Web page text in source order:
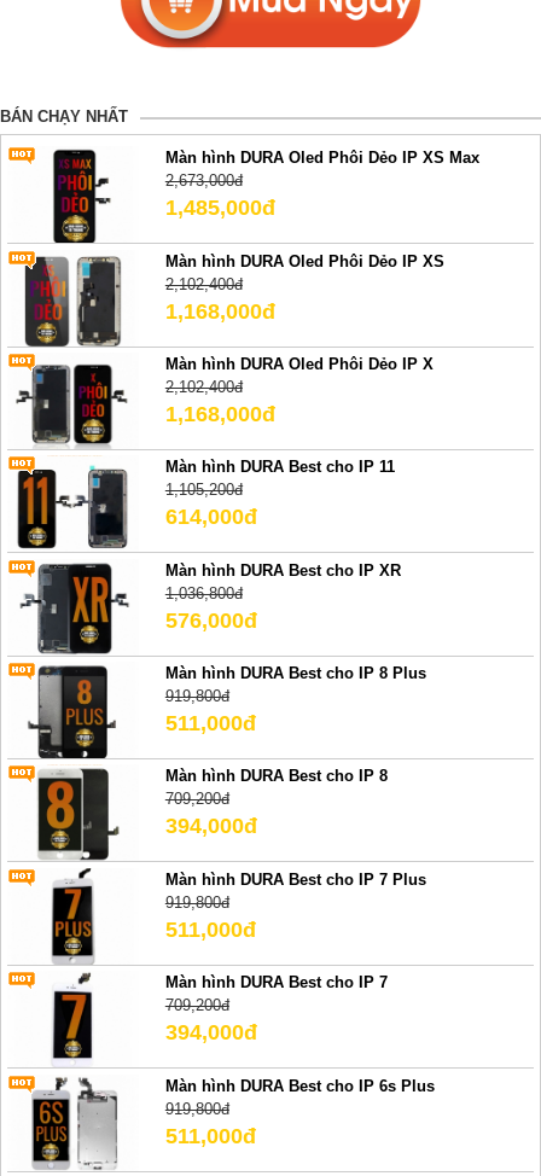
BÁN CHẠY NHẤT
Màn hình DURA Oled Phôi Dẻo IP XS Max
2,673,000đ
1,485,000đ
Màn hình DURA Oled Phôi Dẻo IP XS
2,102,400đ
1,168,000đ
Màn hình DURA Oled Phôi Dẻo IP X
2,102,400đ
1,168,000đ
Màn hình DURA Best cho IP 11
1,105,200đ
614,000đ
Màn hình DURA Best cho IP XR
1,036,800đ
576,000đ
Màn hình DURA Best cho IP 8 Plus
919,800đ
511,000đ
Màn hình DURA Best cho IP 8
709,200đ
394,000đ
Màn hình DURA Best cho IP 7 Plus
919,800đ
511,000đ
Màn hình DURA Best cho IP 7
709,200đ
394,000đ
Màn hình DURA Best cho IP 6s Plus
919,800đ
511,000đ